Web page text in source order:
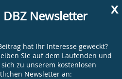
x
DBZ Newsletter
hat Ihr Interesse geweckt?
Sie auf dem Laufenden und
zu unserem kostenlosen
Newsletter an:
Analyse, Widerruf
entwurfsstarke
in Hamburg